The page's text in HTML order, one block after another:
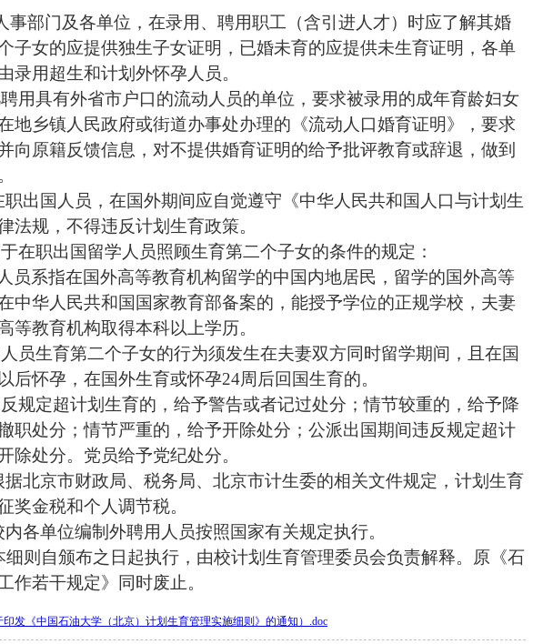
事部门及各单位，在录用、聘用职工（含引进人才）时应了解其婚
子女的应提供独生子女证明，已婚未育的应提供未生育证明，各单
录用超生和计划外怀孕人员。
用具有外省市户口的流动人员的单位，要求被录用的成年育龄妇女
地乡镇人民政府或街道办事处办理的《流动人口婚育证明》，要求
向原籍反馈信息，对不提供婚育证明的给予批评教育或辞退，做到
职出国人员，在国外期间应自觉遵守 《中华人民共和国人口与计划生
法规，不得违反计划生育政策。
在职出国留学人员照顾生育第二个子女的条件的规定：
员系指在国外高等教育机构留学的中国内地居民，留学的国外高等
中华人民共和国国家教育部备案的，能授予学位的正规学校，夫妻
等教育机构取得本科以上学历。
员生育第二个子女的行为须发生在夫妻双方同时留学期间，且在国
后怀孕，在国外生育或怀孕24周后回国生育的。
规定超计划生育的，给予警告或者记过处分；情节较重的，给予降
职处分；情节严重的，给予开除处分；公派出国期间违反规定超计
除处分。党员给予党纪处分。
据北京市财政局、税务局、北京市计生委的相关文件规定，计划生育
奖金税和个人调节税。
内各单位编制外聘用人员按照国家有关规定执行。
细则自颁布之日起执行，由校计划生育管理委员会负责解释。原《石
作若干规定》同时废止。
印发《中国石油大学（北京）计划生育管理实施细则》的通知）.doc